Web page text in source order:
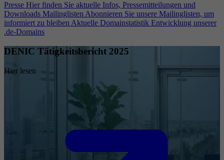
Presse Hier finden Sie aktuelle Infos, Pressemitteilungen und
Downloads Mailinglisten Abonnieren Sie unsere Mailinglisten, um
informiert zu bleiben Aktuelle Domainstatistik Entwicklung unserer
.de-Domains
DENIC Tätigkeitsbericht 2025
Hier lesen